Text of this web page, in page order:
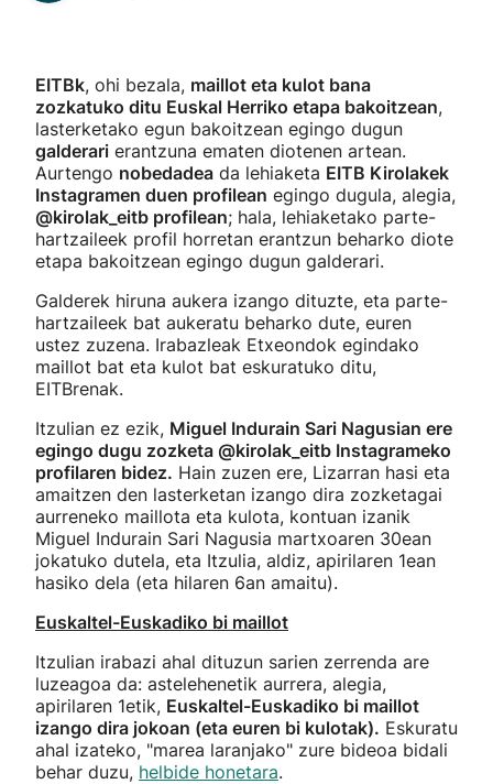
EITBk, ohi bezala, maillot eta kulot bana
zozkatuko ditu Euskal Herriko etapa bakoitzean,
lasterketako egun bakoitzean egingo dugun
galderari erantzuna ematen diotenen artean.
Aurtengo nobedadea da lehiaketa EITB Kirolakek
Instagramen duen profilean egingo dugula, alegia,
@kirolak_eitb profilean; hala, lehiaketako parte-
hartzaileek profil horretan erantzun beharko diote
etapa bakoitzean egingo dugun galderari.
Galderek hiruna aukera izango dituzte, eta parte-
hartzaileek bat aukeratu beharko dute, euren
ustez zuzena. Irabazleak Etxeondok egindako
maillot bat eta kulot bat eskuratuko ditu,
EITBrenak.
Itzulian ez ezik, Miguel Indurain Sari Nagusian ere
egingo dugu zozketa @kirolak_eitb Instagrameko
profilaren bidez. Hain zuzen ere, Lizarran hasi eta
amaitzen den lasterketan izango dira zozketagai
aurreneko maillota eta kulota, kontuan izanik
Miguel Indurain Sari Nagusia martxoaren 30ean
jokatuko dutela, eta Itzulia, aldiz, apirilaren 1ean
hasiko dela (eta hilaren 6an amaitu).
Euskaltel-Euskadiko bi maillot
Itzulian irabazi ahal dituzun sarien zerrenda are
luzeagoa da: astelehenetik aurrera, alegia,
apirilaren 1etik, Euskaltel-Euskadiko bi maillot
izango dira jokoan (eta euren bi kulotak). Eskuratu
ahal izateko, "marea laranjako" zure bideoa bidali
behar duzu, helbide honetara.